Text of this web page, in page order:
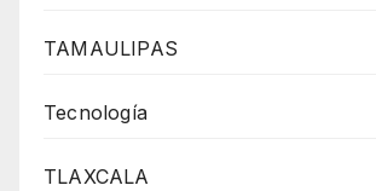
TAMAULIPAS
Tecnología
TLAXCALA